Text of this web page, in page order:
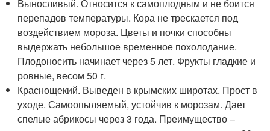
Выносливый. Относится к самоплодным и не боится
перепадов температуры. Кора не трескается под
воздействием мороза. Цветы и почки способны
выдержать небольшое временное похолодание.
Плодоносить начинает через 5 лет. Фрукты гладкие и
ровные, весом 50 г.
Краснощекий. Выведен в крымских широтах. Прост в
уходе. Самоопыляемый, устойчив к морозам. Дает
спелые абрикосы через 3 года. Преимущество –